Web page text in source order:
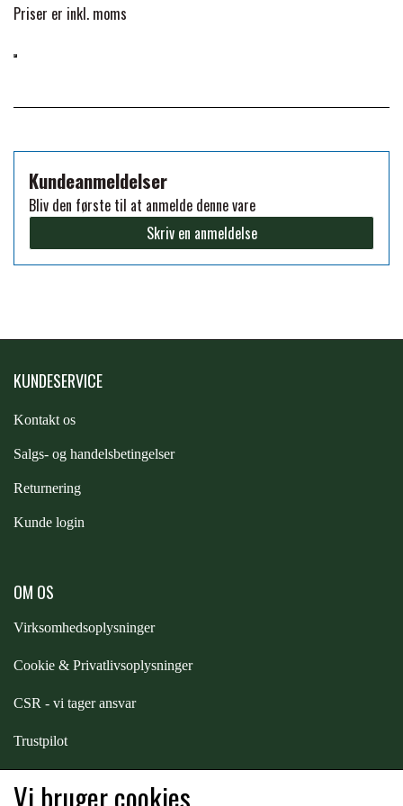
PREMIER EQUINE SADEL TILBEHØR
PREMIER EQUINE SADELUNDERLAG
PREMIER EQUINE PADS
PREMIER EQUINE KØLETERAPI
HAPPY MOUTH
HEVARI
JACKS
KÄLLQUIST EQUESTIAN
PHARMACARE
PREMIER EQUINE
RACING TACK
Priser er inkl. moms
Kundeanmeldelser
Bliv den første til at anmelde denne vare
Skriv en anmeldelse
KUNDESERVICE
Kontakt os
Salgs- og handelsbetingelser
Returnering
Kunde login
OM OS
Virksomhedsoplysninger
Cookie & Privatlivsoplysninger
CSR - vi tager ansvar
Trustpilot
Vi bruger cookies